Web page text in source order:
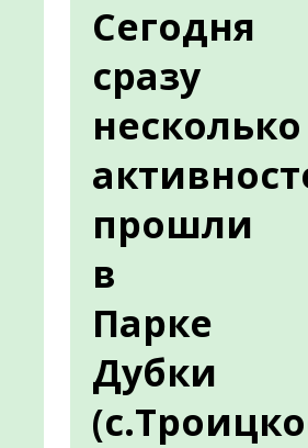
Сегодня
сразу
несколько
прошли
в
Парке
Дубки